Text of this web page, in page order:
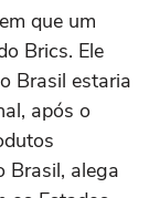
que um
Brics. Ele
Brasil estaria
após o
Brasil, alega